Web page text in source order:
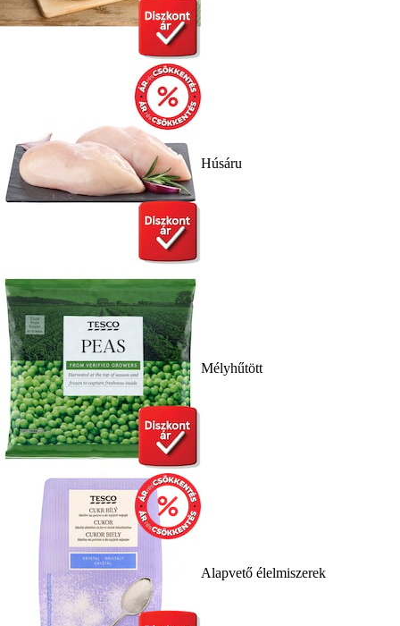
Húsáru
Mélyhűtött
Alapvető élelmiszerek